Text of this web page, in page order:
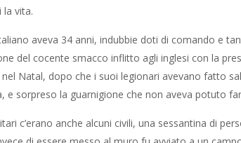
la vita.
aveva 34 anni, indubbie doti di comando e
del cocente smacco inflitto agli inglesi con la
nel Natal, dopo che i suoi legionari avevano fatto
e sorpreso la guarnigione che non aveva potuto
c’erano anche alcuni civili, una sessantina di